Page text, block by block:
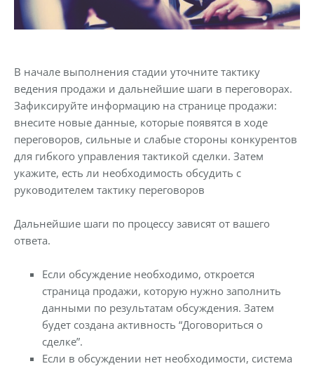
В начале выполнения стадии уточните тактику
ведения продажи и дальнейшие шаги в переговорах.
Зафиксируйте информацию на странице продажи:
внесите новые данные, которые появятся в ходе
переговоров, сильные и слабые стороны конкурентов
для гибкого управления тактикой сделки. Затем
укажите, есть ли необходимость обсудить с
руководителем тактику переговоров
Дальнейшие шаги по процессу зависят от вашего
ответа.
Если обсуждение необходимо, откроется
страница продажи, которую нужно заполнить
данными по результатам обсуждения. Затем
будет создана активность “Договориться о
сделке”.
Если в обсуждении нет необходимости, система